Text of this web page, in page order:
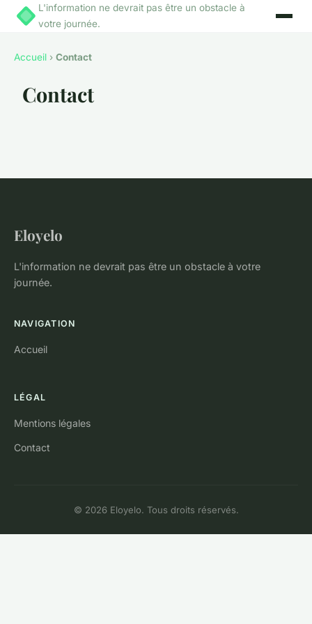
L'information ne devrait pas être un obstacle à
votre journée.
Accueil › Contact
Contact
Eloyelo
L'information ne devrait pas être un obstacle à votre
journée.
NAVIGATION
Accueil
LÉGAL
Mentions légales
Contact
© 2026 Eloyelo. Tous droits réservés.